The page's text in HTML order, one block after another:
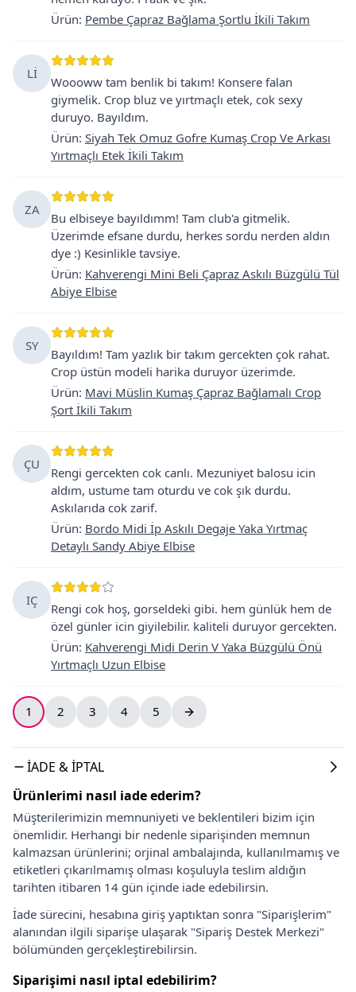
Ürün: Pembe Çapraz Bağlama Şortlu İkili Takım
Lİ
Woooww tam benlik bi takım! Konsere falan
giymelik. Crop bluz ve yırtmaçlı etek, cok sexy
duruyo. Bayıldım.
Ürün: Siyah Tek Omuz Gofre Kumaş Crop Ve Arkası
Yırtmaçlı Etek İkili Takım
ZA
Bu elbiseye bayıldımm! Tam club'a gitmelik.
Üzerimde efsane durdu, herkes sordu nerden aldın
dye :) Kesinlikle tavsiye.
Ürün: Kahverengi Mini Beli Çapraz Askılı Büzgülü Tül
Abiye Elbise
SY
Bayıldım! Tam yazlık bir takım gercekten çok rahat.
Crop üstün modeli harika duruyor üzerimde.
Ürün: Mavi Müslin Kumaş Çapraz Bağlamalı Crop
Şort İkili Takım
ÇU
Rengi gercekten cok canlı. Mezuniyet balosu icin
aldım, ustume tam oturdu ve cok şık durdu.
Askılarıda cok zarif.
Ürün: Bordo Midi İp Askılı Degaje Yaka Yırtmaç
Detaylı Sandy Abiye Elbise
IÇ
Rengi cok hoş, gorseldeki gibi. hem günlük hem de
özel günler icin giyilebilir. kaliteli duruyor gercekten.
Ürün: Kahverengi Midi Derin V Yaka Büzgülü Önü
Yırtmaçlı Uzun Elbise
1 2 3 4 5
İADE & İPTAL
Ürünlerimi nasıl iade ederim?
Müşterilerimizin memnuniyeti ve beklentileri bizim için
önemlidir. Herhangi bir nedenle siparişinden memnun
kalmazsan ürünlerini; orjinal ambalajında, kullanılmamış ve
etiketleri çıkarılmamış olması koşuluyla teslim aldığın
tarihten itibaren 14 gün içinde iade edebilirsin.
İade sürecini, hesabına giriş yaptıktan sonra "Siparişlerim"
alanından ilgili siparişe ulaşarak "Sipariş Destek Merkezi"
bölümünden gerçekleştirebilirsin.
Siparişimi nasıl iptal edebilirim?